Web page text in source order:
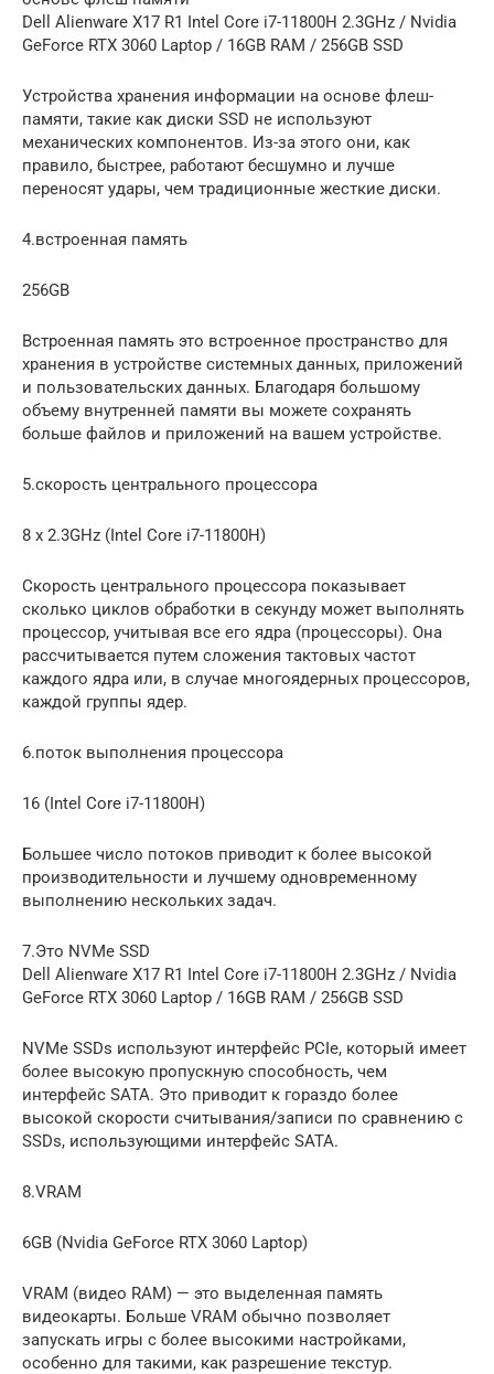
Dell Alienware X17 R1 Intel Core i7-11800H 2.3GHz / Nvidia
GeForce RTX 3060 Laptop / 16GB RAM / 256GB SSD
Устройства хранения информации на основе флеш-
памяти, такие как диски SSD не используют
механических компонентов. Из-за этого они, как
правило, быстрее, работают бесшумно и лучше
переносят удары, чем традиционные жесткие диски.
4.встроенная память
256GB
Встроенная память это встроенное пространство для
хранения в устройстве системных данных, приложений
и пользовательских данных. Благодаря большому
объему внутренней памяти вы можете сохранять
больше файлов и приложений на вашем устройстве.
5.скорость центрального процессора
8 x 2.3GHz (Intel Core i7-11800H)
Скорость центрального процессора показывает
сколько циклов обработки в секунду может выполнять
процессор, учитывая все его ядра (процессоры). Она
рассчитывается путем сложения тактовых частот
каждого ядра или, в случае многоядерных процессоров,
каждой группы ядер.
6.поток выполнения процессора
16 (Intel Core i7-11800H)
Большее число потоков приводит к более высокой
производительности и лучшему одновременному
выполнению нескольких задач.
7.Это NVMe SSD
Dell Alienware X17 R1 Intel Core i7-11800H 2.3GHz / Nvidia
GeForce RTX 3060 Laptop / 16GB RAM / 256GB SSD
NVMe SSDs используют интерфейс PCIe, который имеет
более высокую пропускную способность, чем
интерфейс SATA. Это приводит к гораздо более
высокой скорости считывания/записи по сравнению с
SSDs, использующими интерфейс SATA.
8.VRAM
6GB (Nvidia GeForce RTX 3060 Laptop)
VRAM (видео RAM) — это выделенная память
видеокарты. Больше VRAM обычно позволяет
запускать игры с более высокими настройками,
особенно для такими, как разрешение текстур.